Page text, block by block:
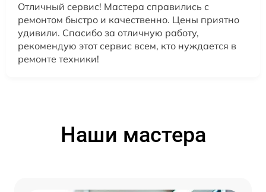
Отличный сервис! Мастера справились с
ремонтом быстро и качественно. Цены приятно
удивили. Спасибо за отличную работу,
рекомендую этот сервис всем, кто нуждается в
ремонте техники!
Наши мастера